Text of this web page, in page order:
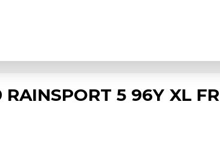
5 96Y XL FR